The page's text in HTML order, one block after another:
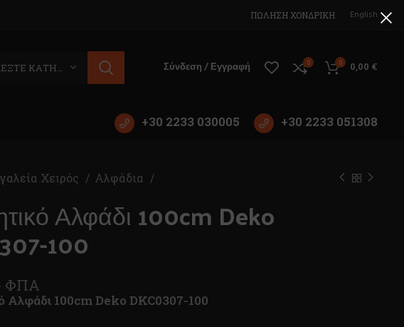
ΠΩΛΗΣΗ ΧΟΝΔΡΙΚΗ English
Σύνδεση / Εγγραφή 0 0 0,00 €
+30 2233 030005 +30 2233 051308
Χειρός Αλφάδια
Αλφάδι 100cm Deko
100
ΦΠΑ
Αλφάδι 100cm Deko DKC0307-100